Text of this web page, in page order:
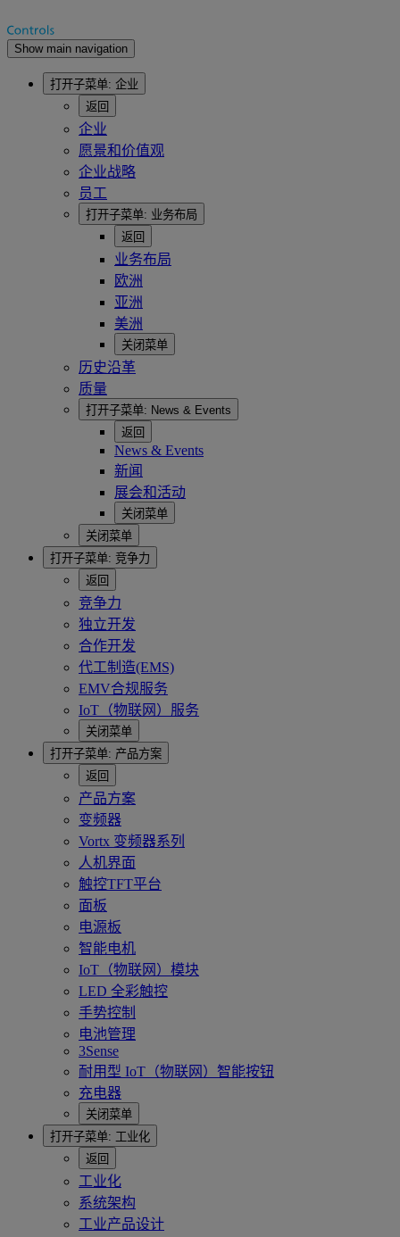
Show main navigation
打开子菜单: 企业
返回
企业
愿景和价值观
企业战略
员工
打开子菜单: 业务布局
返回
业务布局
欧洲
亚洲
美洲
关闭菜单
历史沿革
质量
打开子菜单: News & Events
返回
News & Events
新闻
展会和活动
关闭菜单
关闭菜单
打开子菜单: 竞争力
返回
竞争力
独立开发
合作开发
代工制造(EMS)
EMV合规服务
IoT（物联网）服务
关闭菜单
打开子菜单: 产品方案
返回
产品方案
变频器
Vortx 变频器系列
人机界面
触控TFT平台
面板
电源板
智能电机
IoT（物联网）模块
LED 全彩触控
手势控制
电池管理
3Sense
耐用型 IoT（物联网）智能按钮
充电器
关闭菜单
打开子菜单: 工业化
返回
工业化
系统架构
工业产品设计